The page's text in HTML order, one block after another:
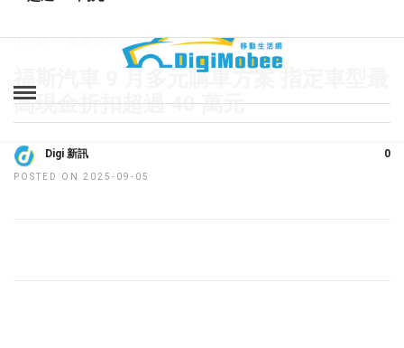
福斯汽車 9 月多元購車方案 指定車型最
高現金折扣超過 40 萬元
Digi 新訊
POSTED ON 2025-09-05
0